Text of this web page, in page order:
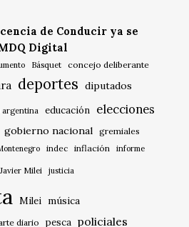
de Conducir ya se
Digital
Básquet concejo deliberante
deportes diputados
argentina educación elecciones
gobierno nacional gremiales
indec inflación informe
Javier Milei justicia
Milei música
diario pesca policiales